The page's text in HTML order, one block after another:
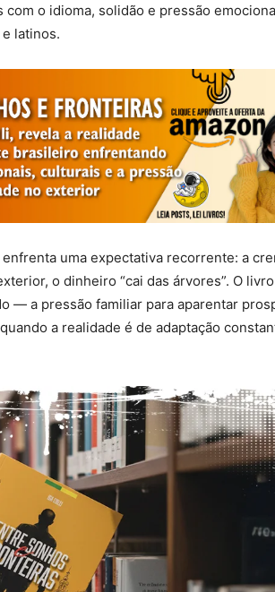
o idioma, solidão e pressão
latinos.
uma expectativa recorrente: a
o dinheiro “cai das árvores”. O
— a pressão familiar para aparentar
a realidade é de adaptação